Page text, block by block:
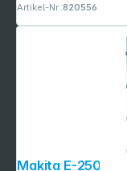
Artikel-Nr.:820556